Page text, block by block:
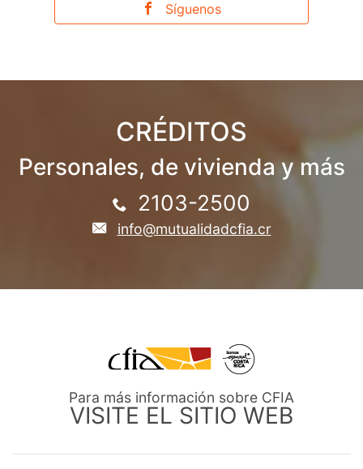
Síguenos
CRÉDITOS
Personales, de vivienda y más
2103-2500
info@mutualidadcfia.cr
Para más información sobre CFIA
VISITE EL SITIO WEB